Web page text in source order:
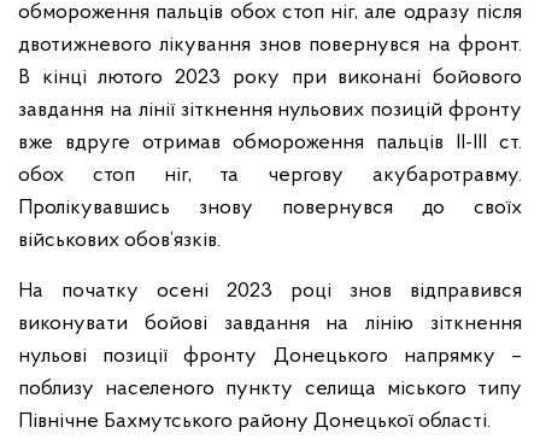
обмороження пальців обох стоп ніг, але одразу після
двотижневого лікування знов повернувся на фронт.
В кінці лютого 2023 року при виконані бойового
завдання на лінії зіткнення нульових позицій фронту
вже вдруге отримав обмороження пальців ІІ-ІІІ ст.
обох стоп ніг, та чергову акубаротравму.
Пролікувавшись знову повернувся до своїх
військових обов’язків.
На початку осені 2023 році знов відправився
виконувати бойові завдання на лінію зіткнення
нульові позиції фронту Донецького напрямку –
поблизу населеного пункту селища міського типу
Північне Бахмутського району Донецької області.